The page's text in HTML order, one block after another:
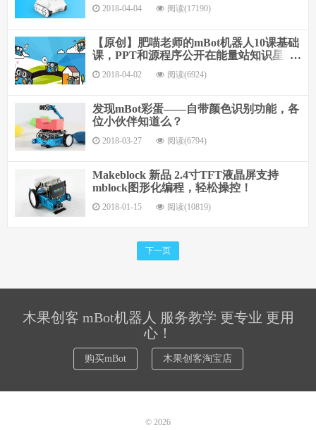
2018-04-04 阅读(17190)
【原创】肥喵老师的mBot机器人10课基础
课，PPT和源程序公开在能量站知识星球
了！
2018-04-02 阅读(6924)
发现mBot彩蛋——自带颜色识别功能，各
位小伙伴知道么？
2018-03-27 阅读(6794)
Makeblock 新品 2.4寸TFT液晶屏支持
mblock图形化编程，轻松操控！
2018-01-15 阅读(10819)
下一页
木果创客 mBot机器人 服务教学 更专业 更用
心！
购买mBot 木果创客淘宝店
© 2026